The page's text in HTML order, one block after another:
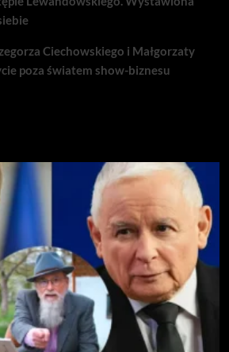
Ciechowskiego i Małgorzaty
poza światem show-biznesu